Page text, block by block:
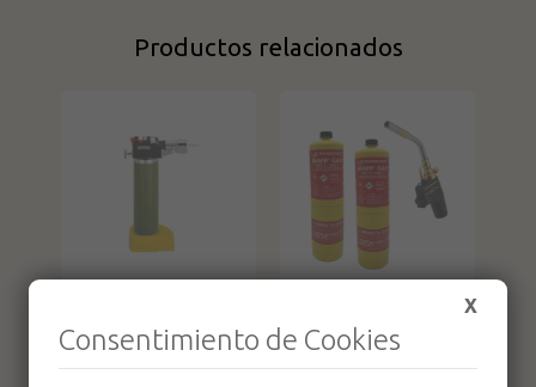
Productos relacionados
MICROFLAM
MFB/E
2 + 2 Botellas
Rothenberger
X
Consentimiento de Cookies